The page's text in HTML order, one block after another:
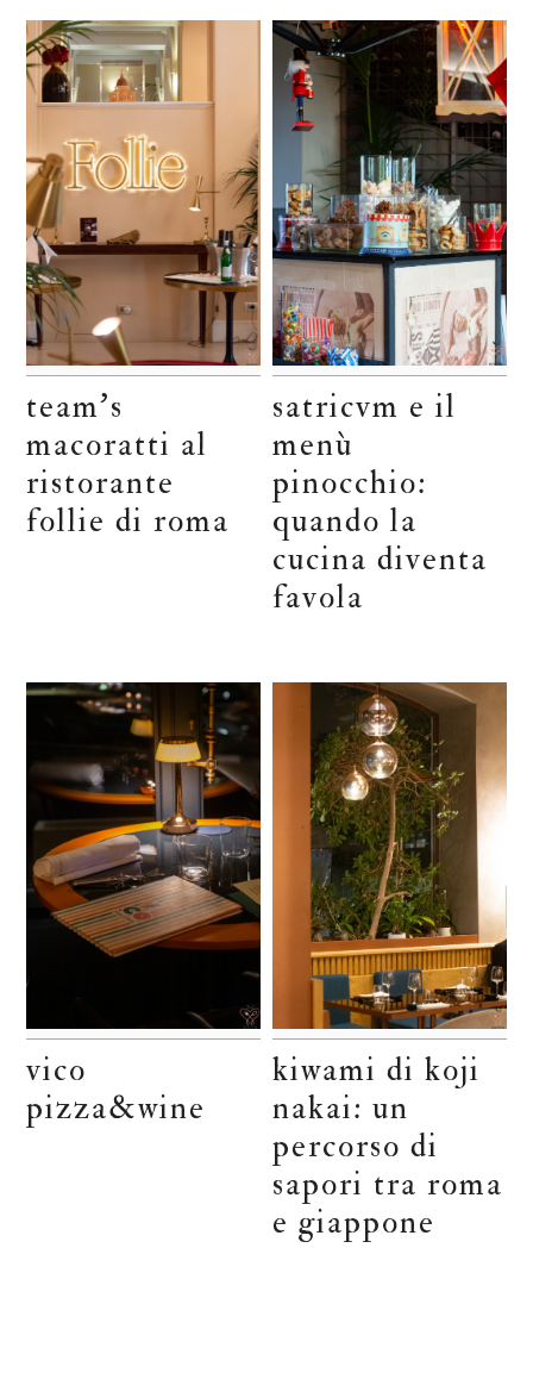
team’s
macoratti al
ristorante
follie di roma
satricvm e il
menù
pinocchio:
quando la
cucina diventa
favola
vico
pizza&wine
kiwami di koji
nakai: un
percorso di
sapori tra roma
e giappone